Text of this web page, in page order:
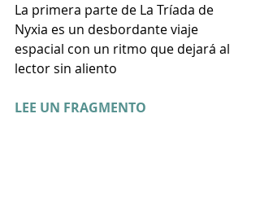
La primera parte de La Tríada de
Nyxia es un desbordante viaje
espacial con un ritmo que dejará al
lector sin aliento
LEE UN FRAGMENTO